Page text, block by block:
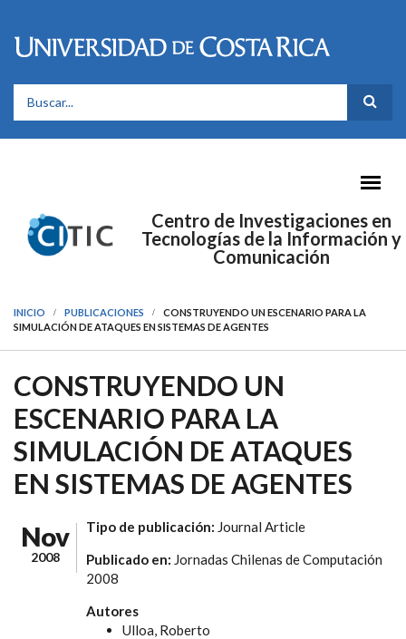
FORMULARIO DE BÚSQUEDA
Centro de Investigaciones en
Tecnologías de la Información y
Comunicación
INICIO PUBLICACIONES
CONSTRUYENDO UN ESCENARIO PARA LA
SIMULACIÓN DE ATAQUES EN SISTEMAS DE AGENTES
CONSTRUYENDO UN
ESCENARIO PARA LA
SIMULACIÓN DE ATAQUES
EN SISTEMAS DE AGENTES
Nov
2008
Tipo de publicación: Journal Article
Publicado en: Jornadas Chilenas de Computación
2008
Autores
Ulloa, Roberto